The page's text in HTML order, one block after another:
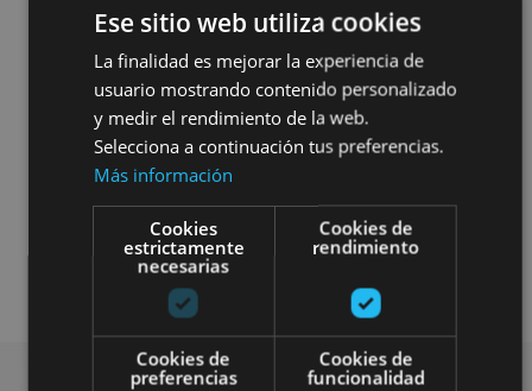
Localidades Visitas guiadas
Camino de Santiago
Ese sitio web utiliza cookies
La finalidad es mejorar la experiencia de
usuario mostrando contenido personalizado
y medir el rendimiento de la web.
Selecciona a continuación tus preferencias.
Más información
Cookies
estrictamente
necesarias
Cookies de
rendimiento
Cookies de
preferencias
Cookies de
funcionalidad